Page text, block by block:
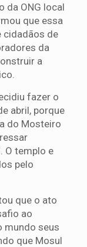
da ONG local
que essa
cidadãos de
da
a
fazer o
abril, porque
do Mosteiro
O templo e
pelo
que o ato
ao
mundo seus
que Mosul